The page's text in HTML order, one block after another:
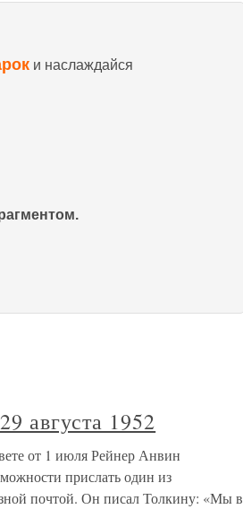
и наслаждайся
августа 1952
от 1 июля Рейнер Анвин
прислать один из
почтой. Он писал Толкину: «Мы в